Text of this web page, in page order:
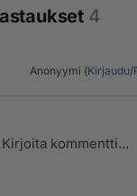
4
Anonyymi (Kirjaudu/